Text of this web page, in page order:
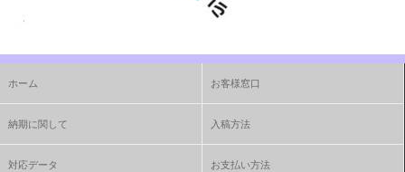
ホーム お客様窓口
納期に関して 入稿方法
対応データ お支払い方法